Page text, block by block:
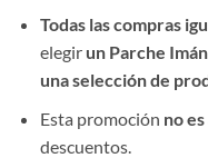
Todas las compras
elegir un Parche
una selección de
Esta promoción no
descuentos.